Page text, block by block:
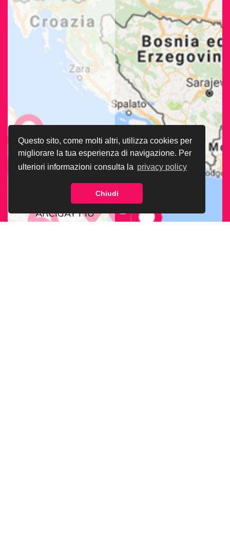
Questo sito, come molti altri, utilizza cookies per
migliorare la tua esperienza di navigazione. Per
ulteriori informazioni consulta la privacy policy
Chiudi
CERCA LA SEDE
ARCIGAY PIÙ